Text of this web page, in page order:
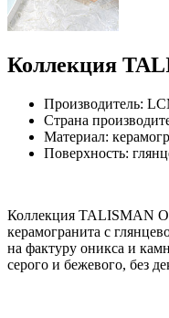
Коллекция
Производитель:
Страна
Материал:
Поверхность:
Коллекция TALISMAN
керамогранита с
на фактуру оникса и
серого и бежевого, без